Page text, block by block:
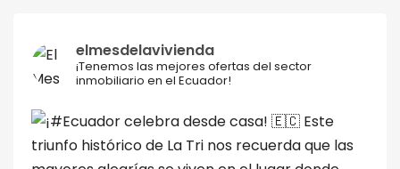
elmesdelavivienda
¡Tenemos las mejores ofertas del sector
inmobiliario en el Ecuador!